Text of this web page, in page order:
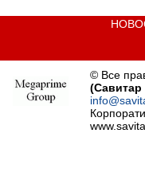
© Все
(Савитар